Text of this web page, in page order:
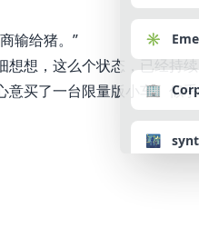
✳️
🏢
🌃
输给猪。”
想，这么个状态，已经持
买了一台限量版小车。似